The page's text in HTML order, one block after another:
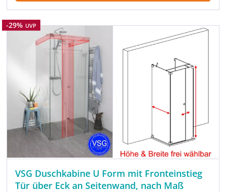
Rabatt
-29% UVP
VSG Duschkabine U Form mit Fronteinstieg
Tür über Eck an Seitenwand, nach Maß